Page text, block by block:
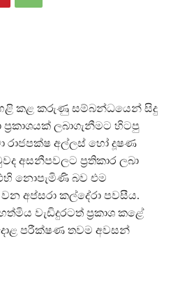
කළ කරුණු සම්බන්ධයෙන් සිදු
ලබාගැනීමට හිටපු
රාජපක්ෂ අල්ලස් හෝ දූෂණ
අසනීපවලට ප්‍රතිකාර ලබා
නොපැමිණි බව එම
අප්සරා කල්දේරා පවසීය.
වැඩිදුරටත් ප්‍රකාශ කළේ
පරීක්ෂණ තවම අවසන්